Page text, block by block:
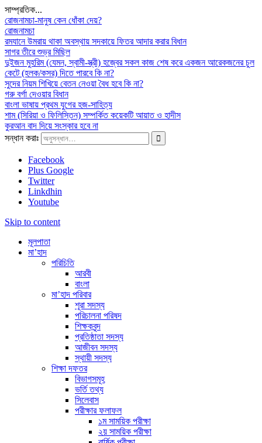
সাম্প্রতিক...
রোজনামচা-মানুষ কেন ধোঁকা দেয়?
রোজনামচা
রমযানে উমরায় থাকা অবস্থায় সদকায়ে ফিতর আদার করার বিধান
সাগর তীরে শুভ্র মিছিল
দুইজন মুহরিম (যেমন, স্বামী-স্ত্রী) হজ্বের সকল কাজ শেষ করে একজন আরেকজনের চুল
কেটে (হলক/কসর) দিতে পারবে কি না?
সুদের নিয়ম শিখিয়ে বেতন নেওয়া বৈধ হবে কি না?
গরু বর্গা দেওয়ার বিধান
বাংলা ভাষায় প্রথম যুগের হজ-সাহিত্য
শাম (সিরিয়া ও ফিলিস্তিন) সম্পর্কিত কয়েকটি আয়াত ও হাদীস
কুরআন বাদ দিয়ে সংস্কার হবে না
সন্ধান করাঃ
Facebook
Plus Google
Twitter
Linkdhin
Youtube
Skip to content
মূলপাতা
মা’হাদ
পরিচিতি
আরবী
বাংলা
মা’হাদ পরিবার
শূরা সদস্য
পরিচালনা পরিষদ
শিক্ষকবৃন্দ
প্রতিষ্ঠাতা সদস্য
আজীবন সদস্য
স্থায়ী সদস্য
শিক্ষা দফতর
বিভাগসমূহ
ভর্তি তথ্য
সিলেবাস
পরীক্ষার ফলাফল
১ম সাময়িক পরীক্ষা
২য় সাময়িক পরীক্ষা